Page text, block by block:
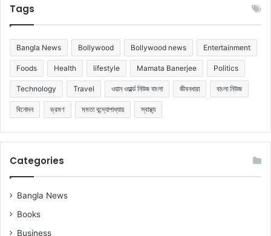
Tags
Bangla News Bollywood Bollywood news Entertainment
Foods Health lifestyle Mamata Banerjee Politics
Technology Travel ওয়ান ওয়ার্ল্ড নিউজ বাংলা জীবনধারা বাংলা নিউজ
বিনোদন ভ্রমণ মমতা বন্দ্যোপাধ্যায় স্বাস্থ্য
Categories
Bangla News
Books
Business